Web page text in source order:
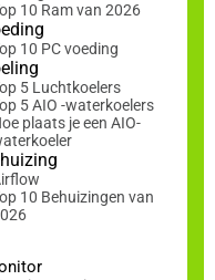
10 Ram van 2026
10 PC voeding
5 Luchtkoelers
5 AIO -waterkoelers
plaats je een AIO-
10 Behuizingen van